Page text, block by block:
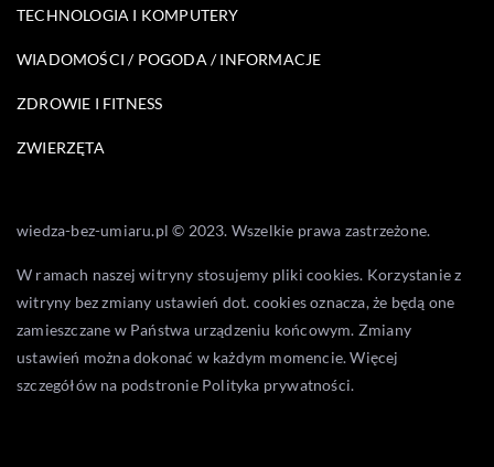
TECHNOLOGIA I KOMPUTERY
WIADOMOŚCI / POGODA / INFORMACJE
ZDROWIE I FITNESS
ZWIERZĘTA
wiedza-bez-umiaru.pl © 2023. Wszelkie prawa zastrzeżone.
W ramach naszej witryny stosujemy pliki cookies. Korzystanie z
witryny bez zmiany ustawień dot. cookies oznacza, że będą one
zamieszczane w Państwa urządzeniu końcowym. Zmiany
ustawień można dokonać w każdym momencie. Więcej
szczegółów na podstronie Polityka prywatności.